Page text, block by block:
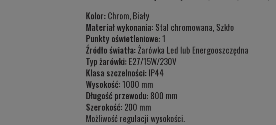
Kolor: Chrom, Biały
Materiał wykonania: Stal chromowana, Szkło
Punkty oświetleniowe:1
Źródło światła:Żarówka Led lub Energooszczędna
Typ żarówki: E27/15W/230V
Klasa szczelności: IP44
Wysokość:1000 mm
Długość przewodu: 800 mm
Szerokość: 200 mm
Możliwość regulacji wysokości.